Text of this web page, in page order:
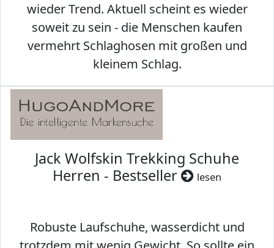
wieder Trend. Aktuell scheint es wieder
soweit zu sein - die Menschen kaufen
vermehrt Schlaghosen mit großen und
kleinem Schlag.
Jack Wolfskin Trekking Schuhe
Herren - Bestseller
lesen
Robuste Laufschuhe, wasserdicht und